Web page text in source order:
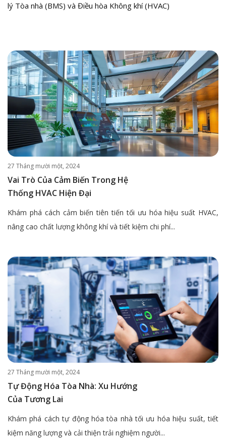
lý Tòa nhà (BMS) và Điều hòa Không khí (HVAC)
27 Tháng mười một, 2024
Vai Trò Của Cảm Biến Trong Hệ
Thống HVAC Hiện Đại
Khám phá cách cảm biến tiên tiến tối ưu hóa hiệu suất HVAC,
nâng cao chất lượng không khí và tiết kiệm chi phí...
27 Tháng mười một, 2024
Tự Động Hóa Tòa Nhà: Xu Hướng
Của Tương Lai
Khám phá cách tự động hóa tòa nhà tối ưu hóa hiệu suất, tiết
kiệm năng lượng và cải thiện trải nghiệm người...